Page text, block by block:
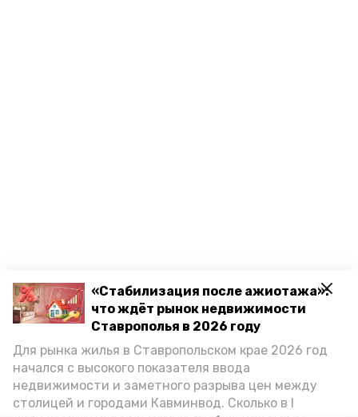
«Стабилизация после ажиотажа»:
что ждёт рынок недвижимости
Ставрополья в 2026 году
Для рынка жилья в Ставропольском крае 2026 год
начался с высокого показателя ввода
недвижимости и заметного разрыва цен между
столицей и городами Кавминвод. Сколько в I